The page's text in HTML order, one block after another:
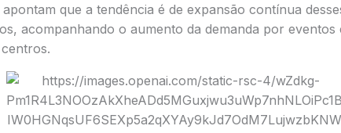
apontam que a tendência é de expansão contínua
acompanhando o aumento da demanda por